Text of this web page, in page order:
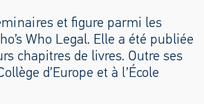
et figure parmi les
Who Legal. Elle a été publiée
chapitres de livres. Outre ses
d’Europe et à l’École